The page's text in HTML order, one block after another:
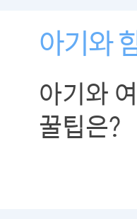
아기와
아기와
꿀팁은?